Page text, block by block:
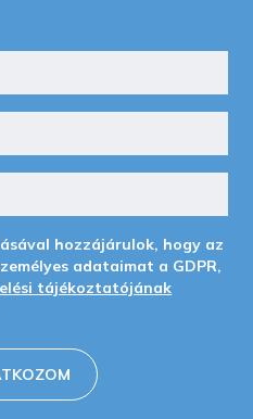
hozzájárulok, hogy az
adataimat a GDPR,
tájékoztatójának